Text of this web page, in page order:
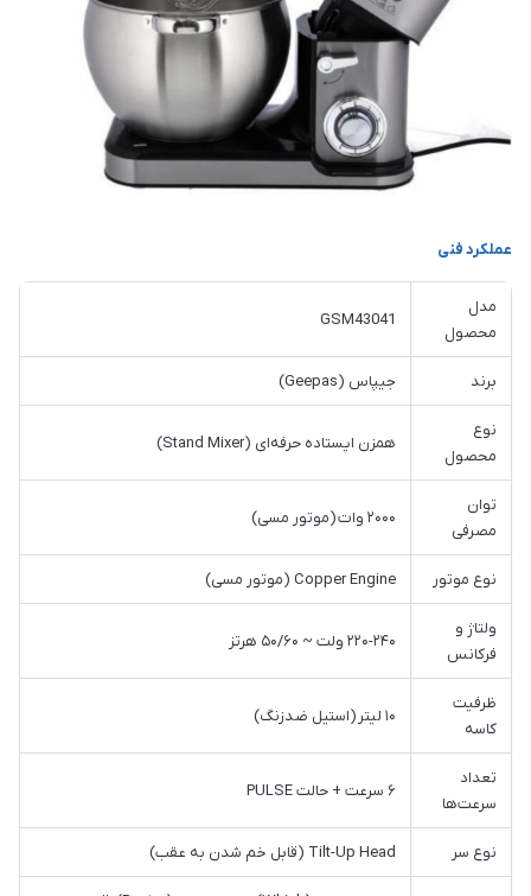
عملکرد فنی
مدل
محصول
GSM43041
برند جیپاس (Geepas)
نوع
محصول
همزن ایستاده حرفه‌ای (Stand Mixer)
توان
مصرفی
۲۰۰۰ وات (موتور مسی)
نوع موتور Copper Engine (موتور مسی)
ولتاژ و
فرکانس
۲۲۰-۲۴۰ ولت ~ ۵۰/۶۰ هرتز
ظرفیت
کاسه
۱۰ لیتر (استیل ضدزنگ)
تعداد
سرعت‌ها
۶ سرعت + حالت PULSE
نوع سر Tilt-Up Head (قابل خم شدن به عقب)